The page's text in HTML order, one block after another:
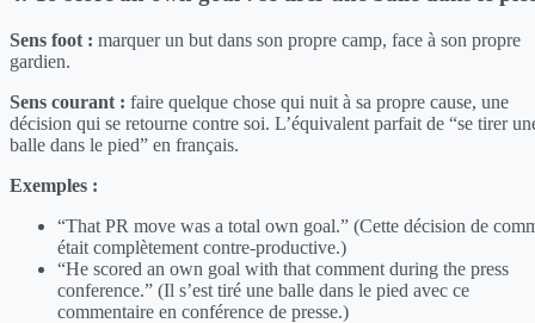
Sens foot : marquer un but dans son propre camp, face à son propre
gardien.
Sens courant : faire quelque chose qui nuit à sa propre cause, une
décision qui se retourne contre soi. L’équivalent parfait de “se tirer
balle dans le pied” en français.
Exemples :
“That PR move was a total own goal.” (Cette décision de
était complètement contre-productive.)
“He scored an own goal with that comment during the press
conference.” (Il s’est tiré une balle dans le pied avec ce
commentaire en conférence de presse.)